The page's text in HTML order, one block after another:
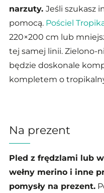
narzuty. Jeśli szukasz
pomocą. Pościel
220×200 cm lub
tej samej linii. Zielono-
będzie doskonale
kompletem o
Na prezent
Pled z frędzlami lub
wełny merino i inne
pomysły na prezent.